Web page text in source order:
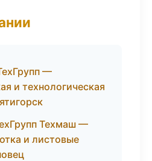
—
и технологическая
Техмаш —
и листовые